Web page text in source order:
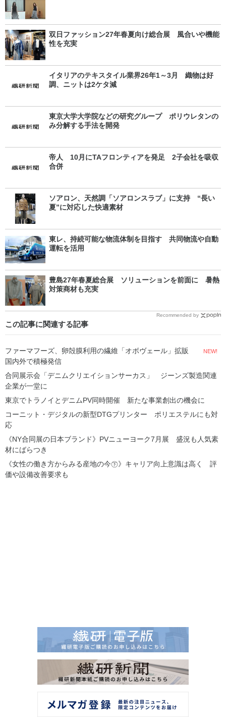
双日ファッション27年春夏向け総合展 風合いや機能
性を充実
イタリアのテキスタイル業界26年1～3月 織物は好
調、ニットは2ケタ減
東京大学大学院などの研究グループ ポリウレタンの
み分解する手法を開発
帝人 10月にTAフロンティアを発足 2子会社を吸収
合併
ソアロン、天然調「ソアロンスラブ」に支持 “長い
夏”に対応した快適素材
東レ、持続可能な物流体制を目指す 共同物流や自動
運転を活用
豊島27年春夏総合展 ソリューションを前面に 暑熱
対策商材も充実
Recommended by
この記事に関連する記事
ファーマフーズ、卵殻膜利用の繊維「オボヴェール」拡販
国内外で積極発信
NEW!
合同展示会「デニムクリエイションサーカス」 ジーンズ製造関連
企業が一堂に
東京でトラノイとデニムPV同時開催 新たな事業創出の機会に
コーニット・デジタルの新型DTGプリンター ポリエステルにも対
応
《NY合同展の日本ブランド》PVニューヨーク7月展 盛況も人気素
材にばらつき
《女性の働き方からみる産地の今㊦》キャリア向上意識は高く 評
価や設備改善要求も